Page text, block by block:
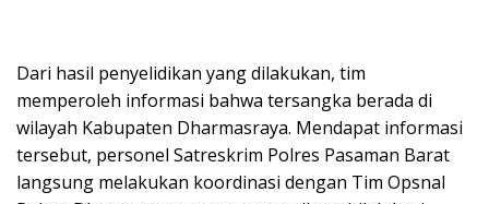
Dari hasil penyelidikan yang dilakukan, tim
memperoleh informasi bahwa tersangka berada di
wilayah Kabupaten Dharmasraya. Mendapat informasi
tersebut, personel Satreskrim Polres Pasaman Barat
langsung melakukan koordinasi dengan Tim Opsnal